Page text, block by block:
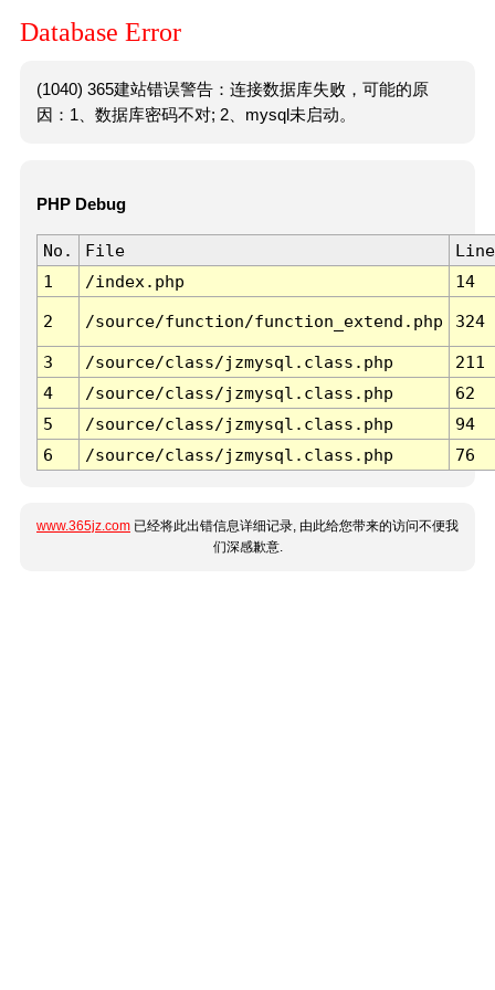
Database Error
(1040) 365建站错误警告：连接数据库失败，可能的原
因：1、数据库密码不对; 2、mysql未启动。
PHP Debug
No. File
Line
1
/index.php 14
2 /source/function/function_extend.php 324
3 /source/class/jzmysql.class.php
211
4
/source/class/jzmysql.class.php
62
5
/source/class/jzmysql.class.php
94
6
/source/class/jzmysql.class.php 76
www.365jz.com 已经将此出错信息详细记录, 由此给您带来的访问不便我
们深感歉意.